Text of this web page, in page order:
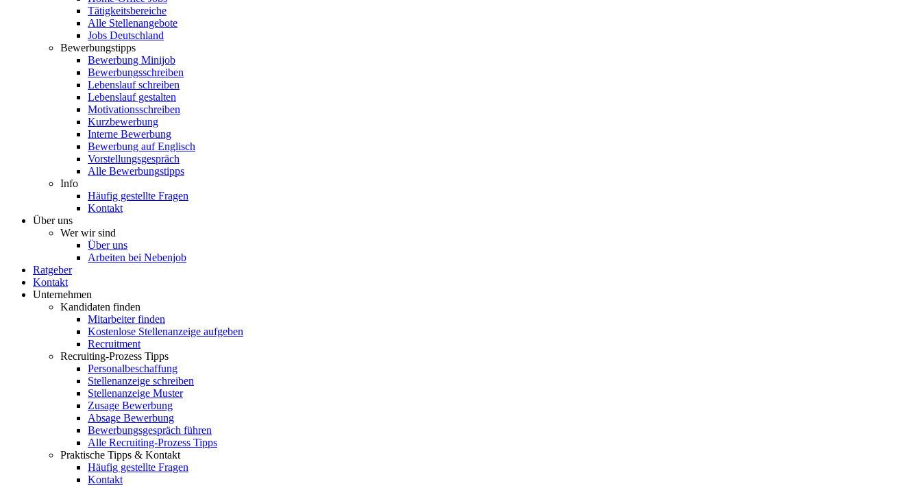
Tätigkeitsbereiche
Alle Stellenangebote
Jobs Deutschland
Bewerbungstipps
Bewerbung Minijob
Bewerbungsschreiben
Lebenslauf schreiben
Lebenslauf gestalten
Motivationsschreiben
Kurzbewerbung
Interne Bewerbung
Bewerbung auf Englisch
Vorstellungsgespräch
Alle Bewerbungstipps
Info
Häufig gestellte Fragen
Kontakt
Über uns
Wer wir sind
Über uns
Arbeiten bei Nebenjob
Ratgeber
Kontakt
Unternehmen
Kandidaten finden
Mitarbeiter finden
Kostenlose Stellenanzeige aufgeben
Recruitment
Recruiting-Prozess Tipps
Personalbeschaffung
Stellenanzeige schreiben
Stellenanzeige Muster
Zusage Bewerbung
Absage Bewerbung
Bewerbungsgespräch führen
Alle Recruiting-Prozess Tipps
Praktische Tipps & Kontakt
Häufig gestellte Fragen
Kontakt